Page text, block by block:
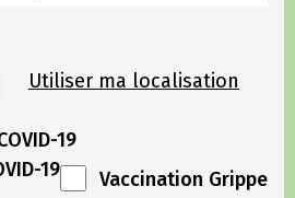
Utiliser ma localisation
19
19
Vaccination Grippe